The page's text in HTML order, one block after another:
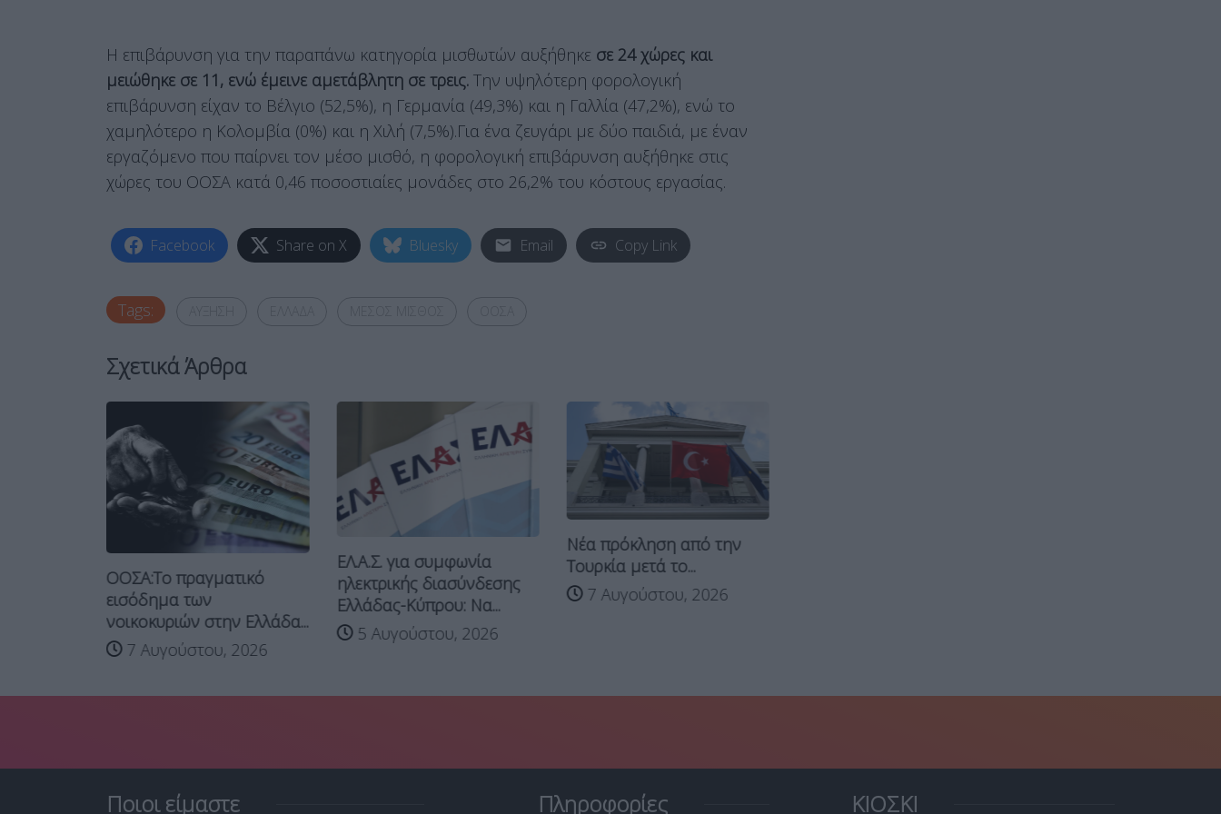
Η επιβάρυνση για την παραπάνω κατηγορία μισθωτών αυξήθηκε σε 24 χώρες και
μειώθηκε σε 11, ενώ έμεινε αμετάβλητη σε τρεις. Την υψηλότερη φορολογική
επιβάρυνση είχαν το Βέλγιο (52,5%), η Γερμανία (49,3%) και η Γαλλία (47,2%), ενώ το
χαμηλότερο η Κολομβία (0%) και η Χιλή (7,5%).Για ένα ζευγάρι με δύο παιδιά, με έναν
εργαζόμενο που παίρνει τον μέσο μισθό, η φορολογική επιβάρυνση αυξήθηκε στις
χώρες του ΟΟΣΑ κατά 0,46 ποσοστιαίες μονάδες στο 26,2% του κόστους εργασίας.
Facebook Share on X Bluesky Email Copy Link
Tags:
Σχετικά Άρθρα
ΟΟΣΑ:Το πραγματικό
εισόδημα των
νοικοκυριών στην Ελλάδα...
7 Αυγούστου, 2026
ΕΛ.Α.Σ. για συμφωνία
ηλεκτρικής διασύνδεσης
Ελλάδας-Κύπρου: Να...
5 Αυγούστου, 2026
Νέα πρόκληση από την
Τουρκία μετά το...
7 Αυγούστου, 2026
Ποιοι είμαστε Πληροφορίες ΚΙΟΣΚΙ